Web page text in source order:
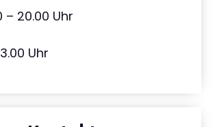
– 20.00 Uhr
Uhr